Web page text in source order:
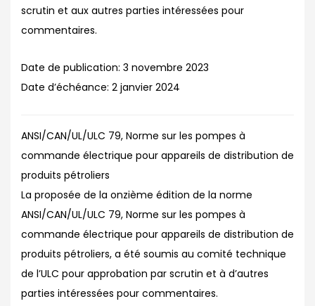
scrutin et aux autres parties intéressées pour
commentaires.
Date de publication: 3 novembre 2023
Date d’échéance: 2 janvier 2024
ANSI/CAN/UL/ULC 79, Norme sur les pompes à
commande électrique pour appareils de distribution de
produits pétroliers
La proposée de la onzième édition de la norme
ANSI/CAN/UL/ULC 79, Norme sur les pompes à
commande électrique pour appareils de distribution de
produits pétroliers, a été soumis au comité technique
de l’ULC pour approbation par scrutin et à d’autres
parties intéressées pour commentaires.